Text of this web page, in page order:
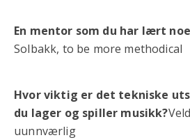
En mentor som du har lært
Solbakk, to be more methodical
Hvor viktig er det tekniske
du lager og spiller musikk?
uunnværlig